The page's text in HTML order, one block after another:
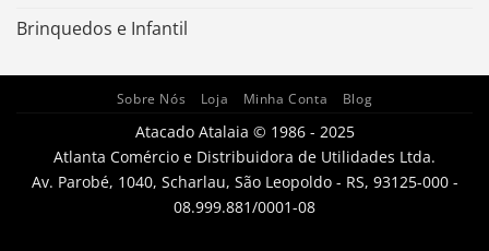
Brinquedos e Infantil
Sobre Nós Loja Minha Conta Blog
Atacado Atalaia © 1986 - 2025
Atlanta Comércio e Distribuidora de Utilidades Ltda.
Av. Parobé, 1040, Scharlau, São Leopoldo - RS, 93125-000 -
08.999.881/0001-08